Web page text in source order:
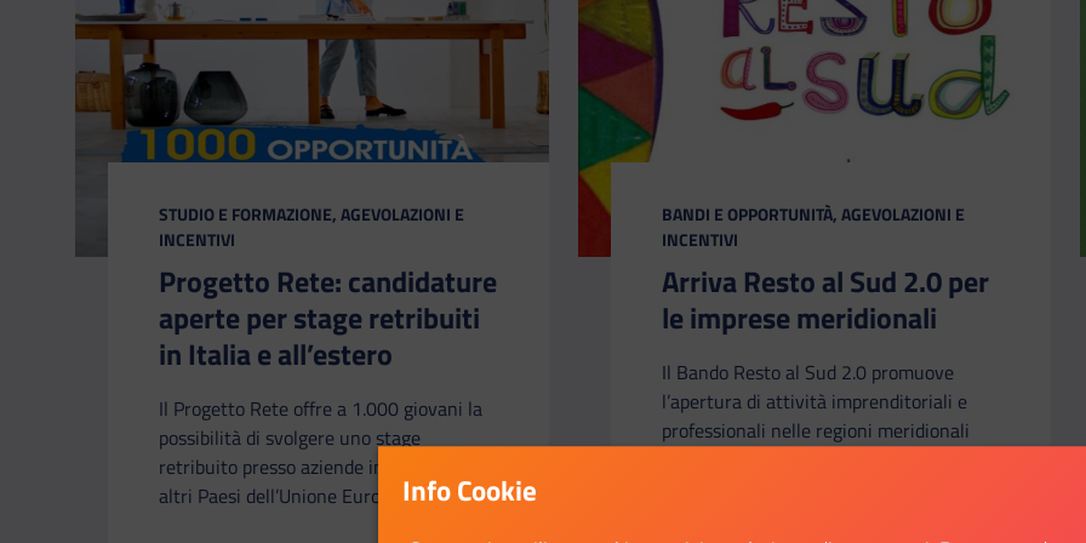
CATEGORIA:
STUDIO E FORMAZIONE, AGEVOLAZIONI E
INCENTIVI
Progetto Rete: candidature
aperte per stage retribuiti
in Italia e all’estero
Il Progetto Rete offre a 1.000 giovani la
possibilità di svolgere uno stage
retribuito presso aziende in Italia o in
altri Paesi dell’Unione Europea
CATEGORIA:
BANDI E OPPORTUNITÀ, AGEVOLAZIONI E
INCENTIVI
Arriva Resto al Sud 2.0 per
le imprese meridionali
Il Bando Resto al Sud 2.0 promuove
l’apertura di attività imprenditoriali e
professionali nelle regioni meridionali
Info Cookie